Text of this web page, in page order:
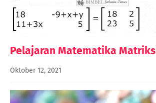
Pelajaran Matematika Matriks
Oktober 12, 2021